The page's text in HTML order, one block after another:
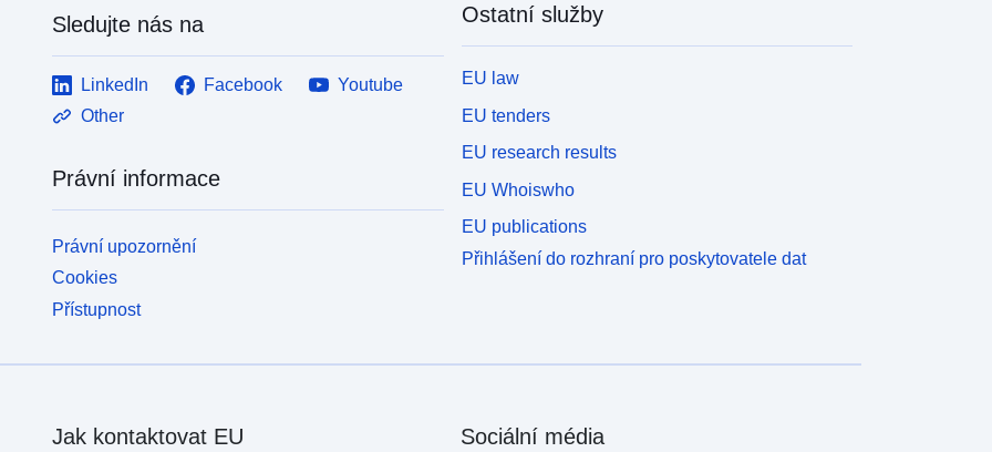
Sledujte nás na
LinkedIn Facebook
Youtube
Other
Právní informace
Právní upozornění
Cookies
Přístupnost
Ostatní služby
EU law
EU tenders
EU research results
EU Whoiswho
EU publications
Přihlášení do rozhraní pro poskytovatele dat
Jak kontaktovat EU Sociální média